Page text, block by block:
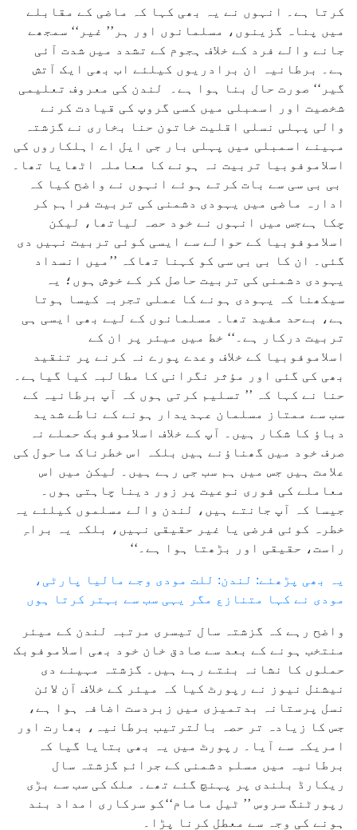
کرتا ہے۔ انہوں نے یہ بھی کہا کہ ماضی کے مقابلے
میں پناہ گزینوں، مسلمانوں اور ہر’’ غیر‘‘ سمجھے
جانے والے فرد کے خلاف ہجوم کے تشدد میں شدت آئی
ہے۔ برطانیہ ان برادریوں کیلئے اب بھی ایک آتش
گیر‘‘ صورت حال بنا ہوا ہے۔ لندن کی معروف تعلیمی
شخصیت اور اسمبلی میں کسی گروپ کی قیادت کرنے
والی پہلی نسلی اقلیت خاتون حنا بخاری نے گزشتہ
مہینے اسمبلی میں پہلی بار جی ایل اے اہلکاروں کی
اسلاموفوبیا تربیت نہ ہونے کا معاملہ اٹھایا تھا۔
بی بی سی سے بات کرتے ہوئے انہوں نے واضح کیا کہ
ادارہ ماضی میں یہودی دشمنی کی تربیت فراہم کر
چکا ہےجس میں انہوں نے خود حصہ لیاتھا، لیکن
اسلاموفوبیا کے حوالے سے ایسی کوئی تربیت نہیں دی
گئی۔ ان کا بی بی سی کو کہنا تھاکہ ’’میں انسداد
یہودی دشمنی کی تربیت حاصل کر کے خوش ہوں؛ یہ
سیکھنا کہ یہودی ہونے کا عملی تجربہ کیسا ہوتا
ہے، بےحد مفید تھا۔ مسلمانوں کے لیے بھی ایسی ہی
تربیت درکار ہے۔‘‘ خط میں میئر پر ان کے
اسلاموفوبیا کے خلاف وعدے پورے نہ کرنے پر تنقید
بھی کی گئی اور مؤثر نگرانی کا مطالبہ کیا گیاہے۔
حنا نے کہا کہ ’’ تسلیم کرتی ہوں کہ آپ برطانیہ کے
سب سے ممتاز مسلمان عہدیدار ہونے کے ناطے شدید
دباؤ کا شکار ہیں۔ آپ کے خلاف اسلاموفوبک حملے نہ
صرف خود میں گھناؤنے ہیں بلکہ اس خطرناک ماحول کی
علامت ہیں جس میں ہم سب جی رہے ہیں۔ لیکن میں اس
معاملے کی فوری نوعیت پر زور دینا چاہتی ہوں۔
جیسا کہ آپ جانتے ہیں، لندن والے مسلموں کیلئے یہ
خطرہ کوئی فرضی یا غیر حقیقی نہیں، بلکہ یہ براہِ
راست، حقیقی اور بڑھتا ہوا ہے۔‘‘
یہ بھی پڑھئے: لندن: للت مودی وجے مالیا پارٹی،
مودی نے کہا متنازع مگر یہی سب سے بہتر کرتا ہوں
واضح رہے کہ گزشتہ سال تیسری مرتبہ لندن کے میئر
منتخب ہونے کے بعد سے صادق خان خود بھی اسلاموفوبک
حملوں کا نشانہ بنتے رہے ہیں۔ گزشتہ مہینے دی
نیشنل نیوز نے رپورٹ کیا کہ میئر کے خلاف آن لائن
نسل پرستانہ بدتمیزی میں زبردست اضافہ ہوا ہے،
جس کا زیادہ تر حصہ بالترتیب برطانیہ، بھارت اور
امریکہ سے آیا۔ رپورٹ میں یہ بھی بتایا گیا کہ
برطانیہ میں مسلم دشمنی کے جرائم گزشتہ سال
ریکارڈ بلندی پر پہنچ گئے تھے۔ ملک کی سب سے بڑی
رپورٹنگ سروس ’’ ٹیل مامام‘‘کو سرکاری امداد بند
ہونے کی وجہ سے معطل کرنا پڑا۔